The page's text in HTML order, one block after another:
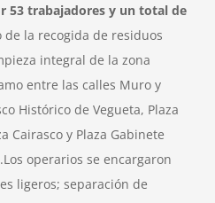
53 trabajadores y un total de
de la recogida de residuos
integral de la zona
entre las calles Muro y
Histórico de Vegueta, Plaza
Cairasco y Plaza Gabinete
operarios se encargaron
ligeros; separación de